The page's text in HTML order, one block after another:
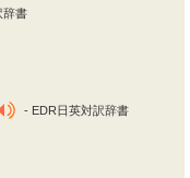
辞書
- EDR日英対訳辞書